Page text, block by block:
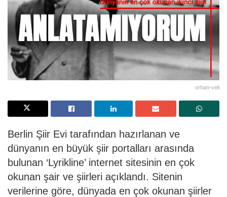
orhan-veli
Berlin Şiir Evi tarafından hazırlanan ve
dünyanın en büyük şiir portalları arasında
bulunan ‘Lyrikline’ internet sitesinin en çok
okunan şair ve şiirleri açıklandı. Sitenin
verilerine göre, dünyada en çok okunan şiirler